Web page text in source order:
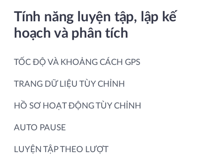
Tính năng luyện tập, lập kế
hoạch và phân tích
TỐC ĐỘ VÀ KHOẢNG CÁCH GPS
TRANG DỮ LIỆU TÙY CHỈNH
HỒ SƠ HOẠT ĐỘNG TÙY CHỈNH
AUTO PAUSE
LUYỆN TẬP THEO LƯỢT